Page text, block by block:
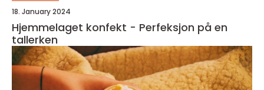
18. January 2024
Hjemmelaget konfekt - Perfeksjon på en
tallerken